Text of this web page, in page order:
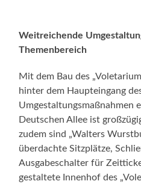
Weitreichende
Themenbereich
Mit dem Bau des
hinter dem Haupteingang
Umgestaltungsmaßnahmen
Deutschen Allee ist
zudem sind „Walters
überdachte Sitzplätze,
Ausgabeschalter für
gestaltete Innenhof des